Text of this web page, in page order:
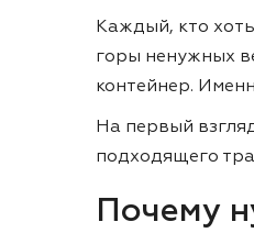
Каждый, кто
горы ненужных
контейнер.
На первый
подходящего
Почему